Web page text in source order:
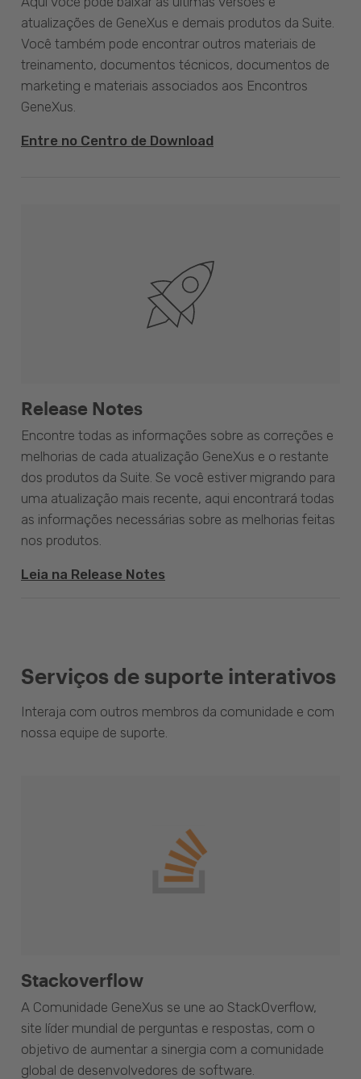
atualizações de GeneXus e demais produtos da Suite.
Você também pode encontrar outros materiais de
treinamento, documentos técnicos, documentos de
marketing e materiais associados aos Encontros
GeneXus.
Entre no Centro de Download
Release Notes
Encontre todas as informações sobre as correções e
melhorias de cada atualização GeneXus e o restante
dos produtos da Suite. Se você estiver migrando para
uma atualização mais recente, aqui encontrará todas
as informações necessárias sobre as melhorias feitas
nos produtos.
Leia na Release Notes
Serviços de suporte interativos
Interaja com outros membros da comunidade e com
nossa equipe de suporte.
Stackoverflow
A Comunidade GeneXus se une ao StackOverflow,
site líder mundial de perguntas e respostas, com o
objetivo de aumentar a sinergia com a comunidade
global de desenvolvedores de software.